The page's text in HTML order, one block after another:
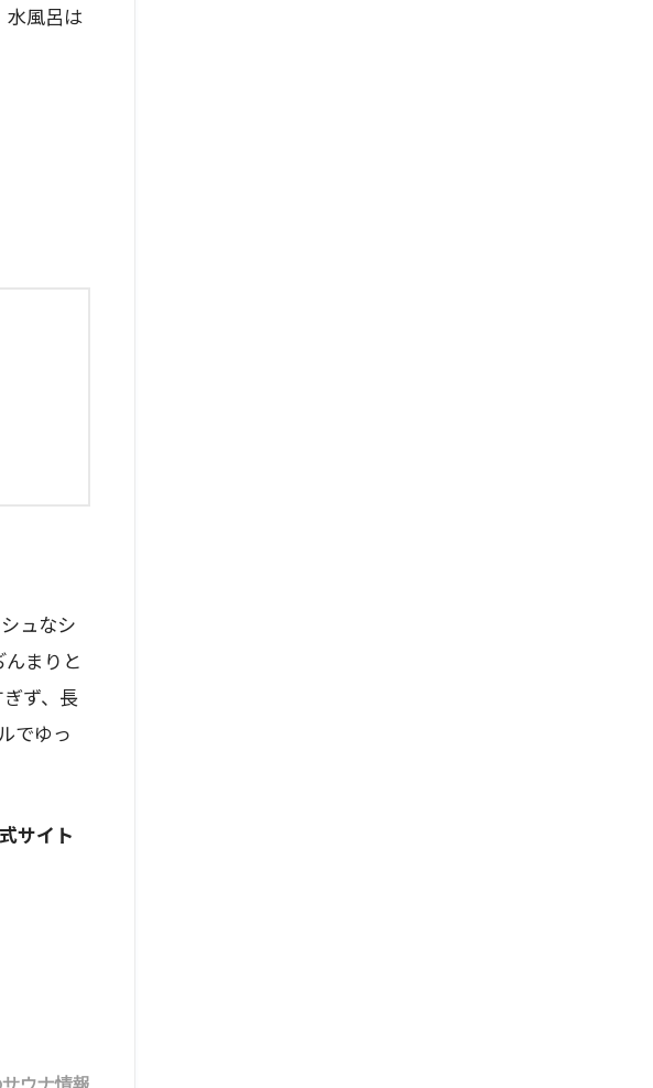
水風呂は
ュなシ
まりと
ず、長
でゆっ
サイト